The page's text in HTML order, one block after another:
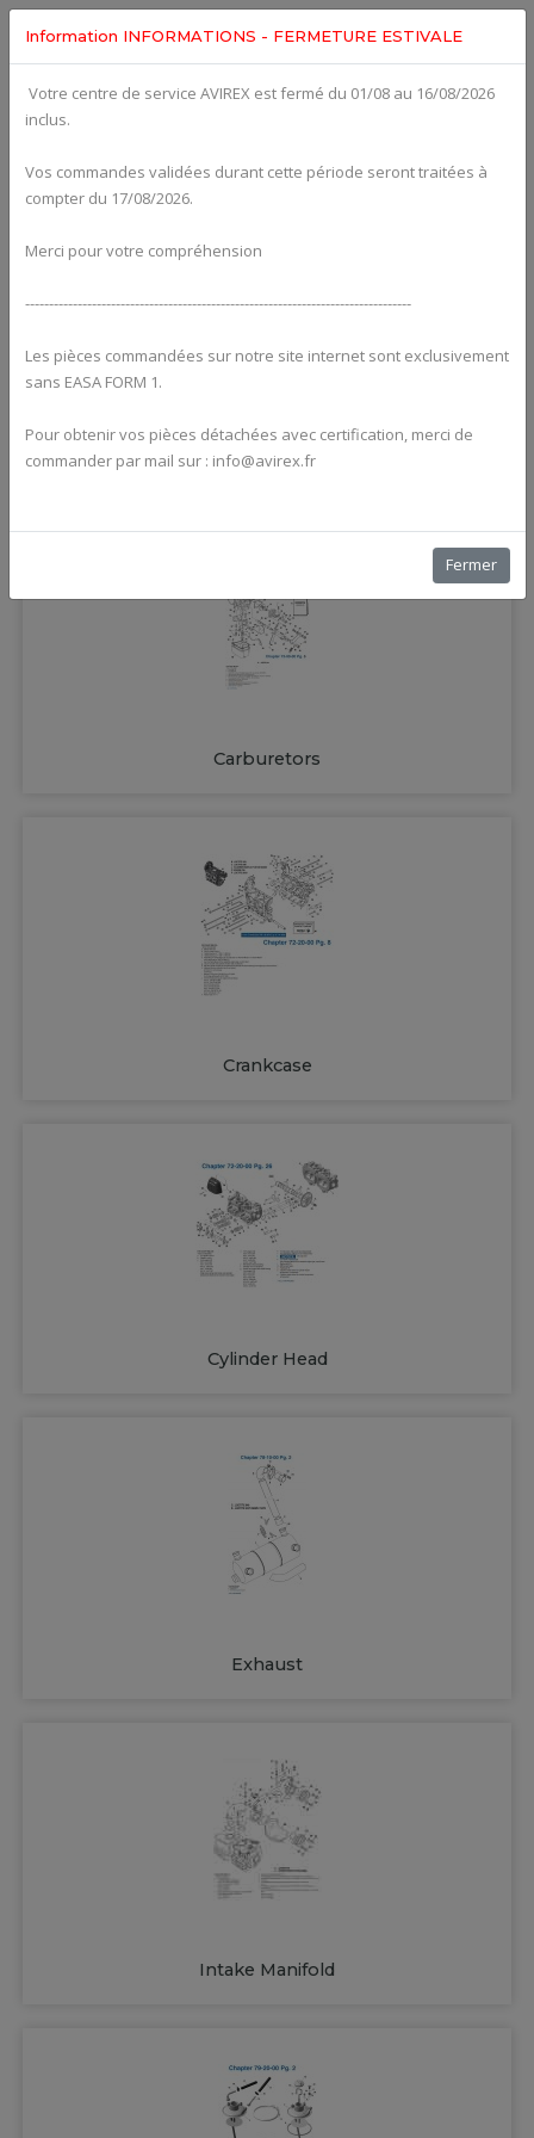
Alternators
Carburetors
Crankcase
Cylinder Head
Exhaust
Intake Manifold
Information INFORMATIONS - FERMETURE ESTIVALE
Votre centre de service AVIREX est fermé du 01/08 au 16/08/2026
inclus.
Vos commandes validées durant cette période seront traitées à
compter du 17/08/2026.
Merci pour votre compréhension
---------------------------------------------------------------------------------
Les pièces commandées sur notre site internet sont exclusivement
sans EASA FORM 1.
Pour obtenir vos pièces détachées avec certification, merci de
commander par mail sur : info@avirex.fr
Fermer